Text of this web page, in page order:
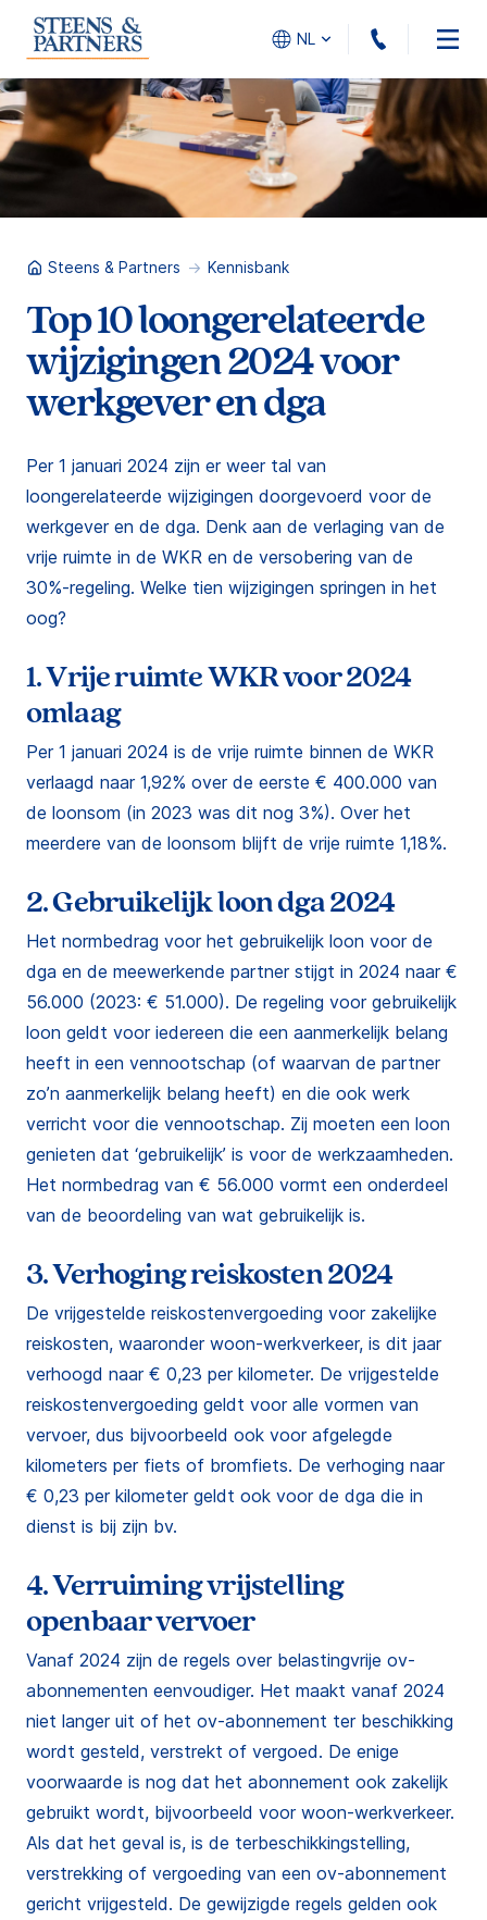
NL 010 -
Steens & Partners Kennisbank
Top 10 loongerelateerde
wijzigingen 2024 voor
werkgever en dga
Per 1 januari 2024 zijn er weer tal van
loongerelateerde wijzigingen doorgevoerd voor de
werkgever en de dga. Denk aan de verlaging van de
vrije ruimte in de WKR en de versobering van de
30%-regeling. Welke tien wijzigingen springen in het
oog?
1. Vrije ruimte WKR voor 2024
omlaag
Per 1 januari 2024 is de vrije ruimte binnen de WKR
verlaagd naar 1,92% over de eerste € 400.000 van
de loonsom (in 2023 was dit nog 3%). Over het
meerdere van de loonsom blijft de vrije ruimte 1,18%.
2. Gebruikelijk loon dga 2024
Het normbedrag voor het gebruikelijk loon voor de
dga en de meewerkende partner stijgt in 2024 naar €
56.000 (2023: € 51.000). De regeling voor gebruikelijk
loon geldt voor iedereen die een aanmerkelijk belang
heeft in een vennootschap (of waarvan de partner
zo’n aanmerkelijk belang heeft) en die ook werk
verricht voor die vennootschap. Zij moeten een loon
genieten dat ‘gebruikelijk’ is voor de werkzaamheden.
Het normbedrag van € 56.000 vormt een onderdeel
van de beoordeling van wat gebruikelijk is.
3. Verhoging reiskosten 2024
De vrijgestelde reiskostenvergoeding voor zakelijke
reiskosten, waaronder woon-werkverkeer, is dit jaar
verhoogd naar € 0,23 per kilometer. De vrijgestelde
reiskostenvergoeding geldt voor alle vormen van
vervoer, dus bijvoorbeeld ook voor afgelegde
kilometers per fiets of bromfiets. De verhoging naar
€ 0,23 per kilometer geldt ook voor de dga die in
dienst is bij zijn bv.
4. Verruiming vrijstelling
openbaar vervoer
Vanaf 2024 zijn de regels over belastingvrije ov-
abonnementen eenvoudiger. Het maakt vanaf 2024
niet langer uit of het ov-abonnement ter beschikking
wordt gesteld, verstrekt of vergoed. De enige
voorwaarde is nog dat het abonnement ook zakelijk
gebruikt wordt, bijvoorbeeld voor woon-werkverkeer.
Als dat het geval is, is de terbeschikkingstelling,
verstrekking of vergoeding van een ov-abonnement
gericht vrijgesteld. De gewijzigde regels gelden ook